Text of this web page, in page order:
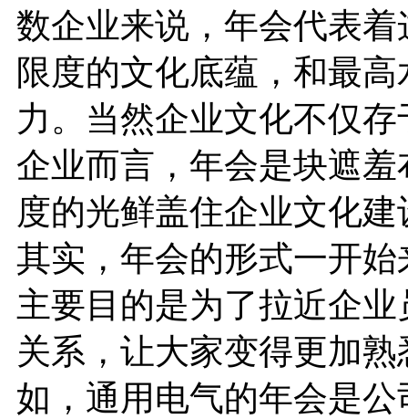
数企业来说，年会代表
限度的文化底蕴，和最
力。当然企业文化不仅
企业而言，年会是块遮
度的光鲜盖住企业文化
其实，年会的形式一开
主要目的是为了拉近企
关系，让大家变得更加
如，通用电气的年会是